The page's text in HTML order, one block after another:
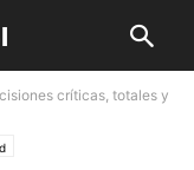
críticas, totales y